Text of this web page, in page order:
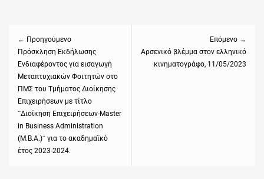
← Προηγούμενο
Previous
post:
Πρόσκληση Εκδήλωσης
Ενδιαφέροντος για εισαγωγή
Μεταπτυχιακών Φοιτητών στο
ΠΜΣ του Τμήματος Διοίκησης
Επιχειρήσεων με τίτλο
¨Διοίκηση Επιχειρήσεων-Master
in Business Administration
(M.B.A.)¨ για το ακαδημαϊκό
έτος 2023-2024.
Επόμενο →
Next
post:
Αρσενικό βλέμμα στον ελληνικό
κινηματογράφο, 11/05/2023